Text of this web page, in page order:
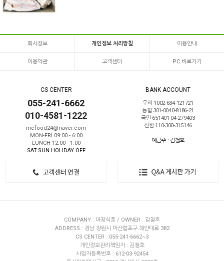
회사정보 개인정보 처리방침 이용안내
이용약관 고객센터 PC 바로가기
CS CENTER
055-241-6662
010-4581-1222
mcfood24@naver.com
MON-FRI 09:00 - 6:00
LUNCH 12:00 - 1:00
SAT.SUN.HOLIDAY OFF
BANK ACCOUNT
우리 1002-634-121721
농협 301-0040-8186-21
국민 651401-04-279403
신한 110-300-315146
예금주 : 김철호
COMPANY : 마창식품 / OWNER : 김철호
ADDRESS : 경남 창원시 마산합포구 해안대로 382
CS CENTER : 055-241-6662~3
개인정보관리책임자 : 김철호
사업자등록번호 : 612-03-92454